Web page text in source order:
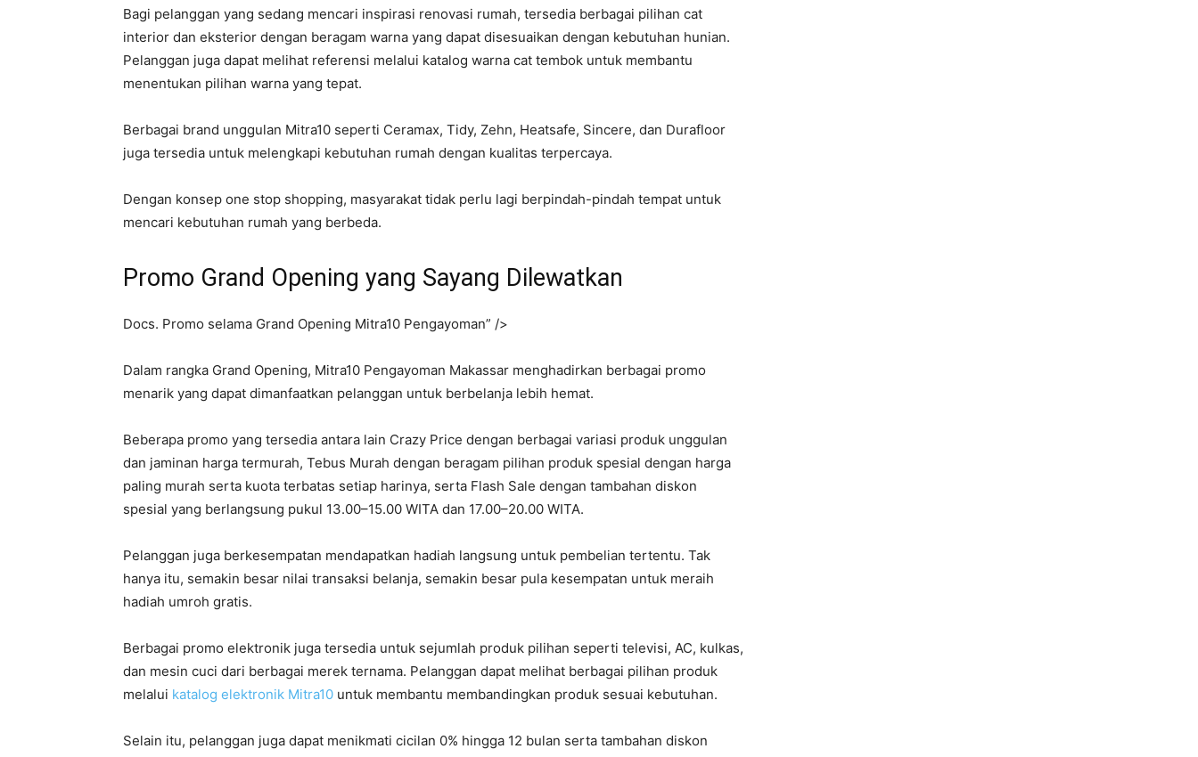
Bagi pelanggan yang sedang mencari inspirasi renovasi rumah, tersedia berbagai pilihan cat
interior dan eksterior dengan beragam warna yang dapat disesuaikan dengan kebutuhan hunian.
Pelanggan juga dapat melihat referensi melalui katalog warna cat tembok untuk membantu
menentukan pilihan warna yang tepat.
Berbagai brand unggulan Mitra10 seperti Ceramax, Tidy, Zehn, Heatsafe, Sincere, dan Durafloor
juga tersedia untuk melengkapi kebutuhan rumah dengan kualitas terpercaya.
Dengan konsep one stop shopping, masyarakat tidak perlu lagi berpindah-pindah tempat untuk
mencari kebutuhan rumah yang berbeda.
Promo Grand Opening yang Sayang Dilewatkan
Docs. Promo selama Grand Opening Mitra10 Pengayoman” />
Dalam rangka Grand Opening, Mitra10 Pengayoman Makassar menghadirkan berbagai promo
menarik yang dapat dimanfaatkan pelanggan untuk berbelanja lebih hemat.
Beberapa promo yang tersedia antara lain Crazy Price dengan berbagai variasi produk unggulan
dan jaminan harga termurah, Tebus Murah dengan beragam pilihan produk spesial dengan harga
paling murah serta kuota terbatas setiap harinya, serta Flash Sale dengan tambahan diskon
spesial yang berlangsung pukul 13.00–15.00 WITA dan 17.00–20.00 WITA.
Pelanggan juga berkesempatan mendapatkan hadiah langsung untuk pembelian tertentu. Tak
hanya itu, semakin besar nilai transaksi belanja, semakin besar pula kesempatan untuk meraih
hadiah umroh gratis.
Berbagai promo elektronik juga tersedia untuk sejumlah produk pilihan seperti televisi, AC, kulkas,
dan mesin cuci dari berbagai merek ternama. Pelanggan dapat melihat berbagai pilihan produk
melalui katalog elektronik Mitra10 untuk membantu membandingkan produk sesuai kebutuhan.
Selain itu, pelanggan juga dapat menikmati cicilan 0% hingga 12 bulan serta tambahan diskon